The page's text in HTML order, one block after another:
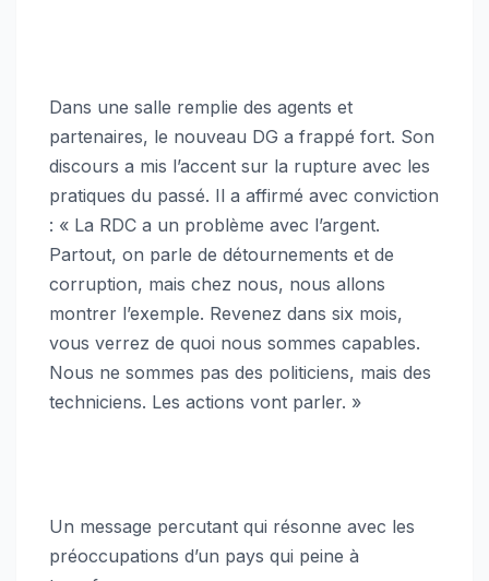
Dans une salle remplie des agents et
partenaires, le nouveau DG a frappé fort. Son
discours a mis l’accent sur la rupture avec les
pratiques du passé. Il a affirmé avec conviction
: « La RDC a un problème avec l’argent.
Partout, on parle de détournements et de
corruption, mais chez nous, nous allons
montrer l’exemple. Revenez dans six mois,
vous verrez de quoi nous sommes capables.
Nous ne sommes pas des politiciens, mais des
techniciens. Les actions vont parler. »
Un message percutant qui résonne avec les
préoccupations d’un pays qui peine à